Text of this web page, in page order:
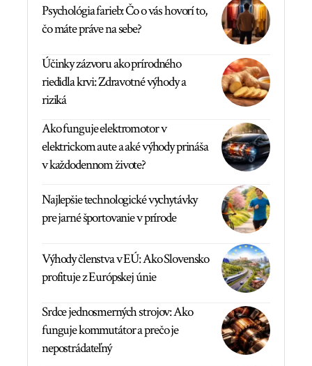
Psychológia farieb: Čo o vás hovorí to,
čo máte práve na sebe?
Účinky zázvoru ako prírodného
riedidla krvi: Zdravotné výhody a
riziká
Ako funguje elektromotor v
elektrickom aute a aké výhody prináša
v každodennom živote?
Najlepšie technologické vychytávky
pre jarné športovanie v prírode
Výhody členstva v EÚ: Ako Slovensko
profituje z Európskej únie
Srdce jednosmerných strojov: Ako
funguje kommutátor a prečo je
nepostrádateľný